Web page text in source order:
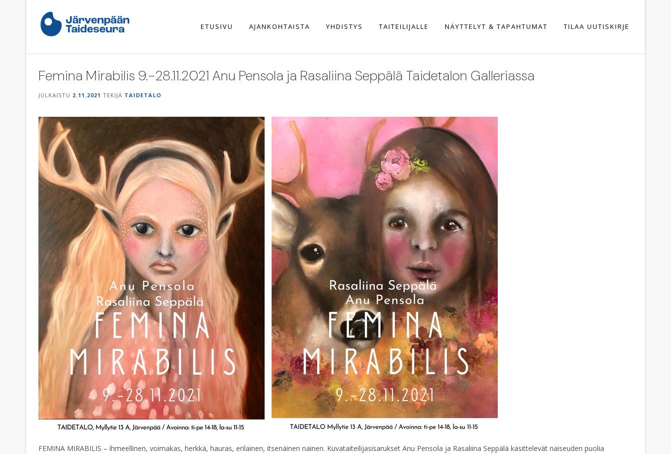
ETUSIVU AJANKOHTAISTA YHDISTYS TAITEILIJALLE NÄYTTELYT & TAPAHTUMAT TILAA UUTISKIRJE
Femina Mirabilis 9.-28.11.2021 Anu Pensola ja Rasaliina Seppälä Taidetalon Galleriassa
JULKAISTU 2.11.2021 TEKIJÄ TAIDETALO
FEMINA MIRABILIS – ihmeellinen, voimakas, herkkä, hauras, erilainen, itsenäinen nainen. Kuvataiteilijasisarukset Anu Pensola ja Rasaliina Seppälä käsittelevät naiseuden puolia